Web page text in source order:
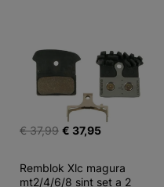
€ 37,99 € 37,95
Remblok Xlc magura
mt2/4/6/8 sint set a 2